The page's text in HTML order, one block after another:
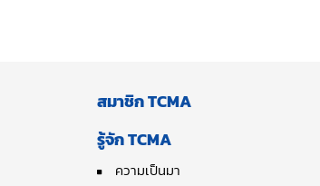
สมาชิก TCMA
รู้จัก TCMA
ความเป็นมา